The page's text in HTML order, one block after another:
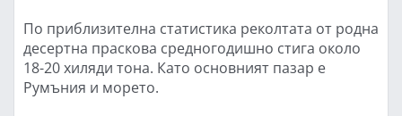
По приблизителна статистика реколтата от родна
десертна праскова средногодишно стига около
18-20 хиляди тона. Като основният пазар е
Румъния и морето.